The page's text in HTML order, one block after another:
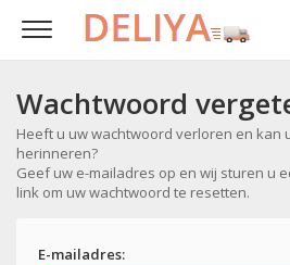
Wachtwoord
Heeft u uw wachtwoord verloren en kan
herinneren?
Geef uw e-mailadres op en wij sturen u
link om uw wachtwoord te resetten.
E-mailadres: